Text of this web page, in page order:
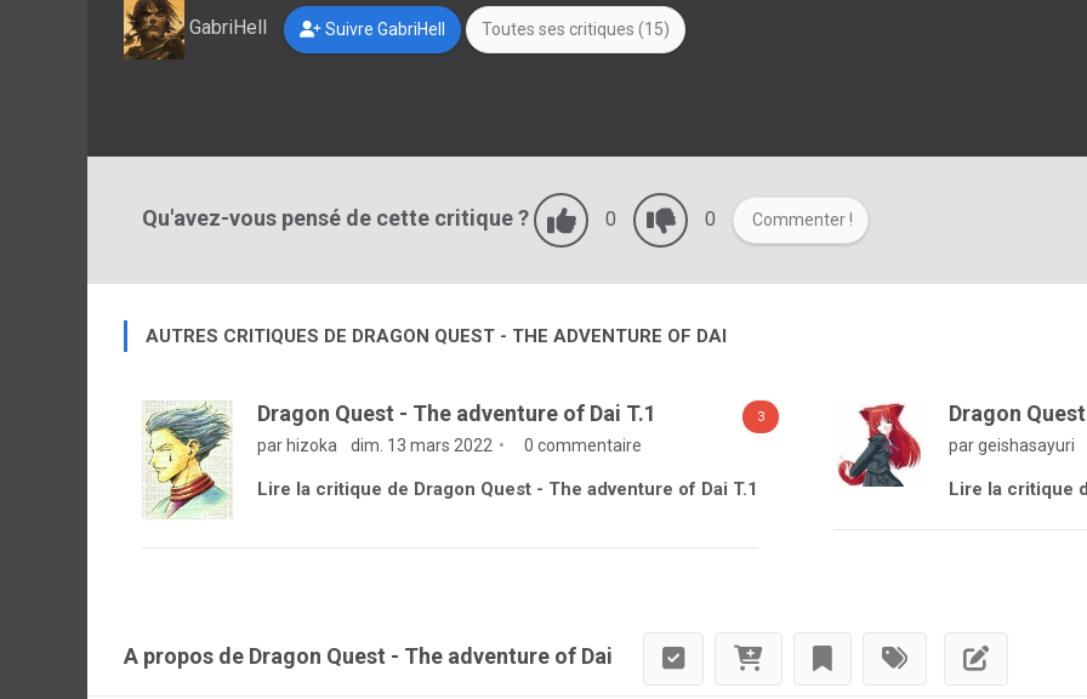
GabriHell Suivre GabriHell Toutes ses critiques (15)
Qu'avez-vous pensé de cette critique ? 0 0 Commenter !
AUTRES CRITIQUES DE DRAGON QUEST - THE ADVENTURE OF DAI
3
Dragon Quest - The adventure of Dai T.1
par hizoka dim. 13 mars 2022 0 commentaire
Lire la critique de Dragon Quest - The adventure of Dai T.1
Dragon
par geishasayuri
Lire la critique
A propos de Dragon Quest - The adventure of Dai